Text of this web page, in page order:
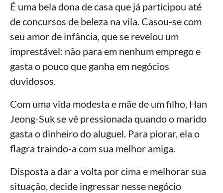
É uma bela dona de casa que já participou até
de concursos de beleza na vila. Casou-se com
seu amor de infância, que se revelou um
imprestável: não para em nenhum emprego e
gasta o pouco que ganha em negócios
duvidosos.
Com uma vida modesta e mãe de um filho, Han
Jeong-Suk se vê pressionada quando o marido
gasta o dinheiro do aluguel. Para piorar, ela o
flagra traindo-a com sua melhor amiga.
Disposta a dar a volta por cima e melhorar sua
situação, decide ingressar nesse negócio